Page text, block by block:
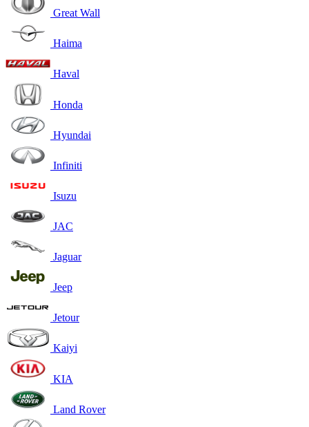
Great Wall
Haima
Haval
Honda
Hyundai
Infiniti
Isuzu
JAC
Jaguar
Jeep
Jetour
Kaiyi
KIA
Land Rover